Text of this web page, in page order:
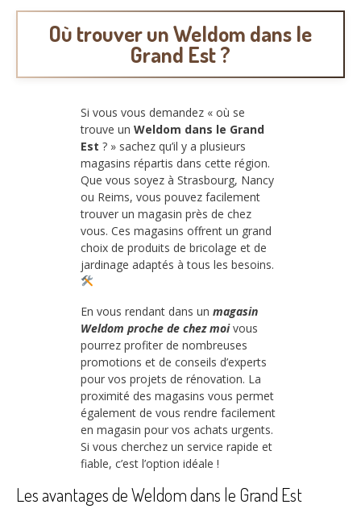
Où trouver un Weldom dans le
Grand Est ?
Si vous vous demandez « où se
trouve un Weldom dans le Grand
Est ? » sachez qu’il y a plusieurs
magasins répartis dans cette région.
Que vous soyez à Strasbourg, Nancy
ou Reims, vous pouvez facilement
trouver un magasin près de chez
vous. Ces magasins offrent un grand
choix de produits de bricolage et de
jardinage adaptés à tous les besoins.
En vous rendant dans un magasin
Weldom proche de chez moivous
pourrez profiter de nombreuses
promotions et de conseils d’experts
pour vos projets de rénovation. La
proximité des magasins vous permet
également de vous rendre facilement
en magasin pour vos achats urgents.
Si vous cherchez un service rapide et
fiable, c’est l’option idéale !
Les avantages de Weldom dans le Grand Est